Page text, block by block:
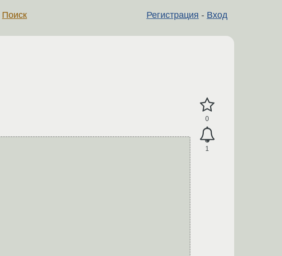
Регистрация - Вход
Поиск
0
1